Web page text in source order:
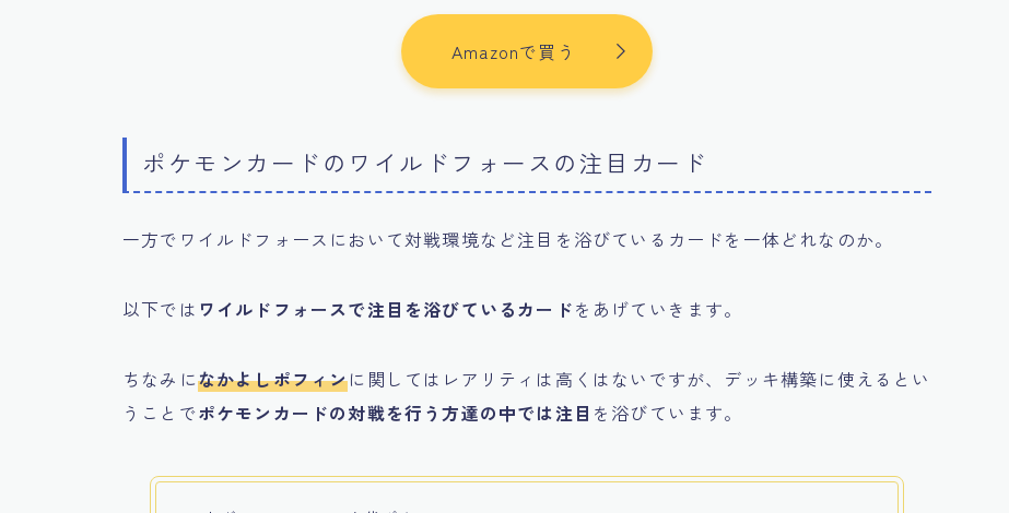
Amazonで買う
ポケモンカードのワイルドフォースの注目カード
一方でワイルドフォースにおいて対戦環境など注目を浴びているカードを一体どれなのか。
以下では ワイルドフォースで注目を浴びているカードをあげていきます。
ちなみになかよしポフィンに関してはレアリティは高くはないですが、デッキ構築に使えるとい
うことでポケモンカードの対戦を行う方達の中では注目 を浴びています。